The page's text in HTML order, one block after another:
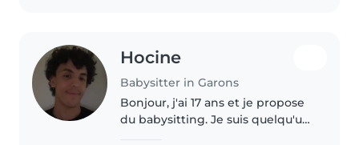
Hocine
Babysitter in Garons
Bonjour, j'ai 17 ans et je propose
du babysitting. Je suis quelqu'un